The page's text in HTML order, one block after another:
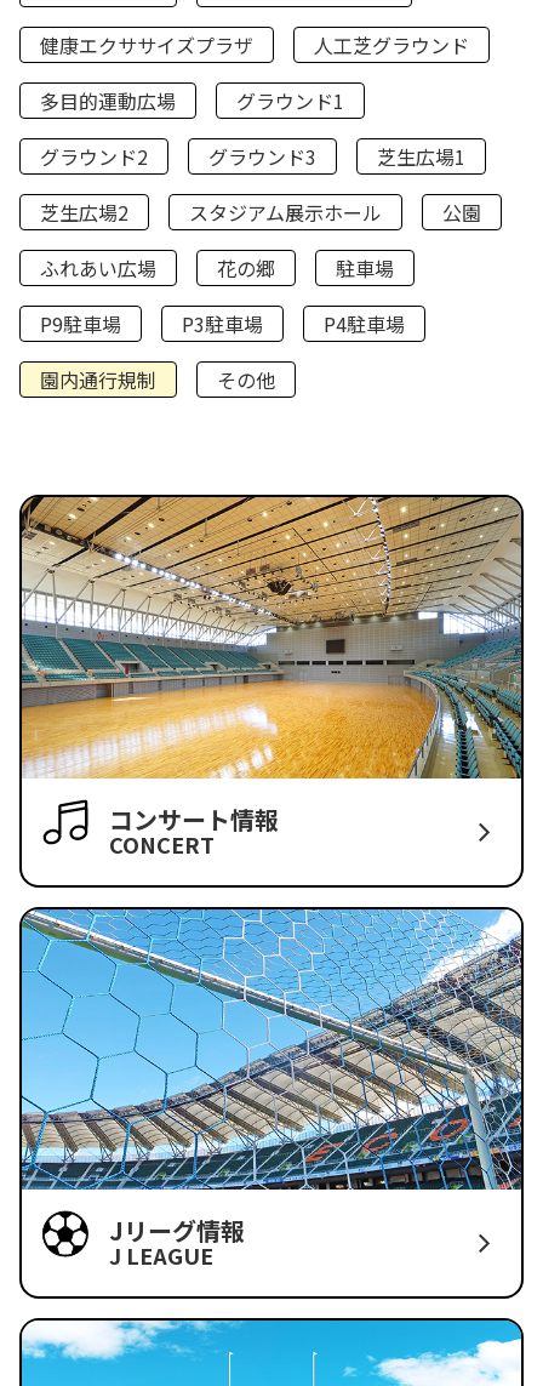
健康エクササイズプラザ
人工芝グラウンド
多目的運動広場
グラウンド1
グラウンド2
グラウンド3
芝生広場1
芝生広場2
スタジアム展示ホール
公園
ふれあい広場
花の郷
駐車場
P9駐車場
P3駐車場
P4駐車場
園内通行規制
その他
コンサート情報
CONCERT
Jリーグ情報
J LEAGUE